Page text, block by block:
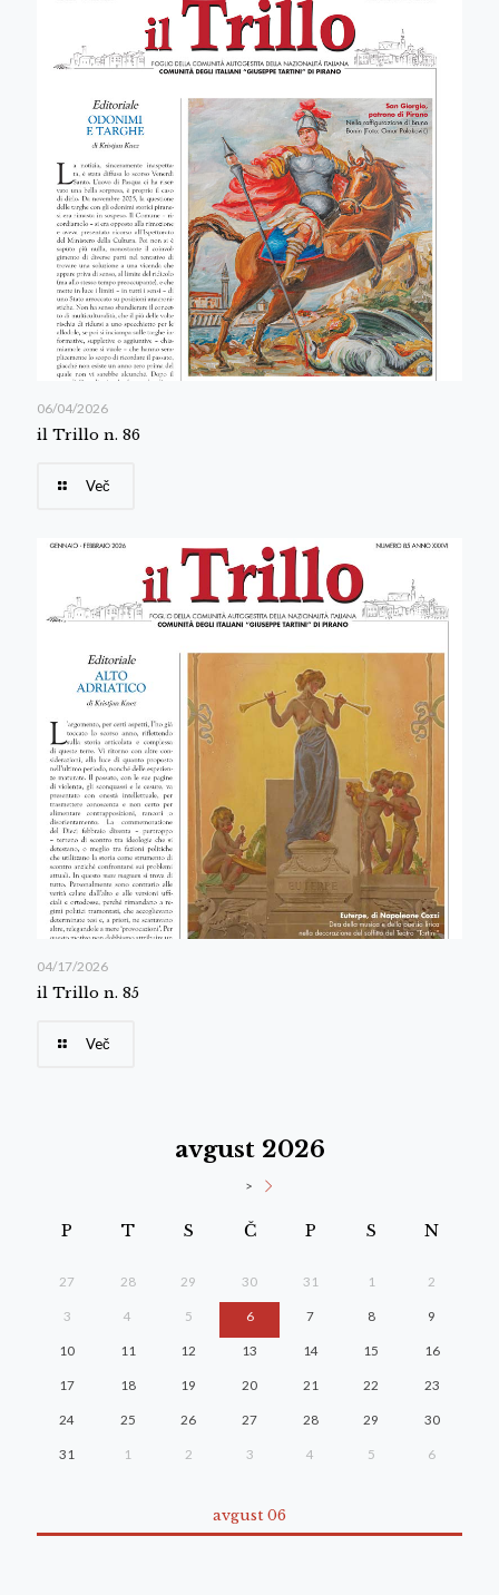
06/04/2026
il Trillo n. 86
Več
04/17/2026
il Trillo n. 85
Več
avgust 2026
>
P T S Č P S N
27 28 29 30 31 1 2
3 4 5 6 7 8 9
10 11 12 13 14 15 16
17 18 19 20 21 22 23
24 25 26 27 28 29 30
31 1 2 3 4 5 6
avgust 06